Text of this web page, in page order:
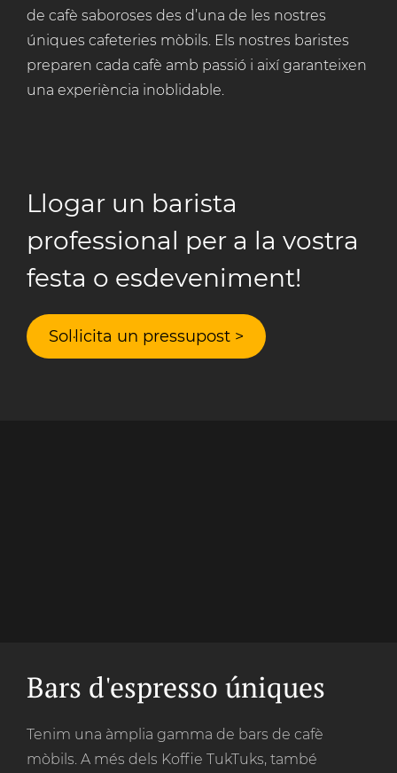
de cafè saboroses des d’una de les nostres
úniques cafeteries mòbils. Els nostres baristes
preparen cada cafè amb passió i així garanteixen
una experiència inoblidable.
Llogar un barista
professional per a la vostra
festa o esdeveniment!
Sol·licita un pressupost >
Bars d'espresso úniques
Tenim una àmplia gamma de bars de cafè
mòbils. A més dels Koffie TukTuks, també